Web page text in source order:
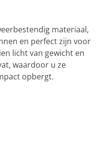
materiaal,
en perfect zijn voor
licht van gewicht en
waardoor u ze
opbergt.